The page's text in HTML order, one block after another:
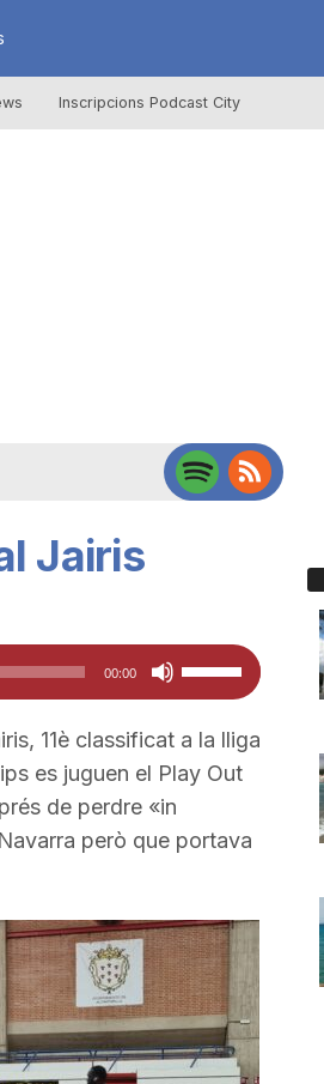
Inscripcions Podcast City
Jairis
00:00
Feu
servir
les
tecles
fletxa
avall
per
a
incrementar
o
11è classificat a la lliga
es juguen el Play Out
de perdre «in
però que portava